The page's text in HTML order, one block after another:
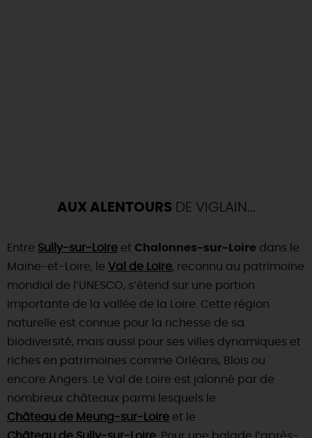
AUX ALENTOURS DE VIGLAIN...
Entre Sully-sur-Loire et Chalonnes-sur-Loire dans le
Maine-et-Loire, le Val de Loire, reconnu au patrimoine
mondial de l’UNESCO, s’étend sur une portion
importante de la vallée de la Loire. Cette région
naturelle est connue pour la richesse de sa
biodiversité, mais aussi pour ses villes dynamiques et
riches en patrimoines comme Orléans, Blois ou
encore Angers. Le Val de Loire est jalonné par de
nombreux châteaux parmi lesquels le
Château de Meung-sur-Loire et le